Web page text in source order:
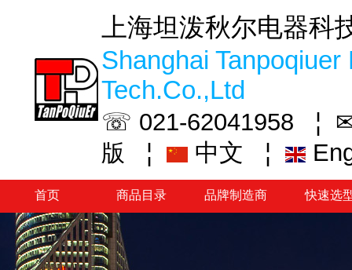
上海坦泼秋尔电器科
Shanghai
Tech.Co.,Ltd
☏ 021-62041958 ¦
版
¦ 中文 ¦
首页 商品目录 品牌制造商 快速选